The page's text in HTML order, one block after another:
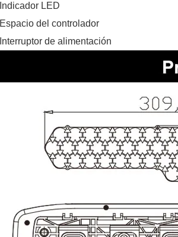
Indicador LED
Espacio del controlador
Interruptor de alimentación